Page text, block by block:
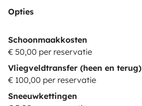
Opties
Schoonmaakkosten
€ 50,00 per reservatie
Vliegveldtransfer (heen en terug)
€ 100,00 per reservatie
Sneeuwkettingen